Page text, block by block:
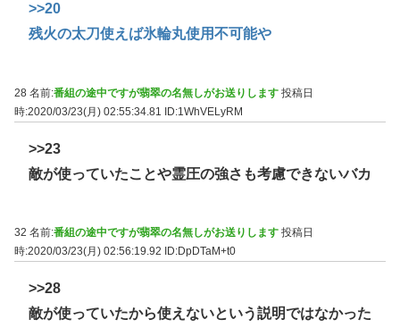
>>20
残火の太刀使えば氷輪丸使用不可能や
28 名前:番組の途中ですが翡翠の名無しがお送りします 投稿日
時:2020/03/23(月) 02:55:34.81 ID:1WhVELyRM
>>23
敵が使っていたことや霊圧の強さも考慮できないバカ
32 名前:番組の途中ですが翡翠の名無しがお送りします 投稿日
時:2020/03/23(月) 02:56:19.92
ID:DpDTaM+t0
>>28
敵が使っていたから使えないという説明ではなかった